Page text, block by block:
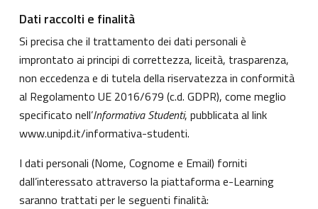
Dati raccolti e finalità
Si precisa che il trattamento dei dati personali è
improntato ai principi di correttezza, liceità, trasparenza,
non eccedenza e di tutela della riservatezza in conformità
al Regolamento UE 2016/679 (c.d. GDPR), come meglio
specificato nell’Informativa Studenti, pubblicata al link
www.unipd.it/informativa-studenti.
I dati personali (Nome, Cognome e Email) forniti
dall’interessato attraverso la piattaforma e-Learning
saranno trattati per le seguenti finalità: